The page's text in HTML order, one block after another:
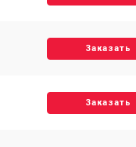
Заказать
Заказать